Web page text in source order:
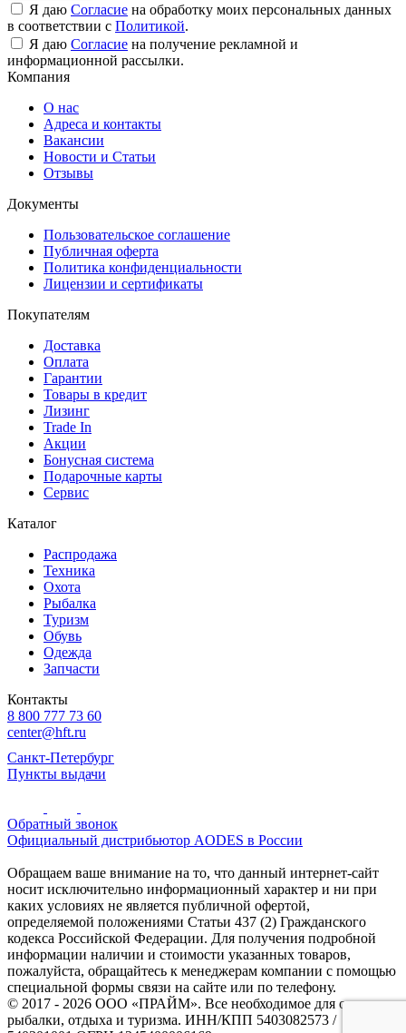
Я даю Согласие на обработку моих персональных данных
в соответствии с Политикой.
Я даю Согласие на получение рекламной и
информационной рассылки.
Компания
О нас
Адреса и контакты
Вакансии
Новости и Статьи
Отзывы
Документы
Пользовательское соглашение
Публичная оферта
Политика конфиденциальности
Лицензии и сертификаты
Покупателям
Доставка
Оплата
Гарантии
Товары в кредит
Лизинг
Trade In
Акции
Бонусная система
Подарочные карты
Сервис
Каталог
Распродажа
Техника
Охота
Рыбалка
Туризм
Обувь
Одежда
Запчасти
Контакты
8 800 777 73 60
center@hft.ru
Санкт-Петербург
Пункты выдачи
Обратный звонок
Официальный дистрибьютор AODES в России
Обращаем ваше внимание на то, что данный интернет-сайт
носит исключительно информационный характер и ни при
каких условиях не является публичной офертой,
определяемой положениями Статьи 437 (2) Гражданского
кодекса Российской Федерации. Для получения подробной
информации наличии и стоимости указанных товаров,
пожалуйста, обращайтесь к менеджерам компании с помощью
специальной формы связи на сайте или по телефону.
© 2017 - 2026 ООО «ПРАЙМ». Все необходимое для охоты и
рыбалки, отдыха и туризма. ИНН/КПП 5403082573 /